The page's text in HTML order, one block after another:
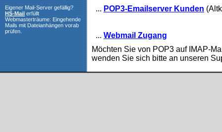
Eigener Mail-Server gefällig?
HS-Mailerfüllt
Webmasterträume: Eingehende
Mails mit Dateianhängen vorab
prüfen.
... POP3-Emailserver Kunden
... Webmail Zugang
Möchten Sie von POP3 auf IMAP-
wenden Sie sich bitte an unseren